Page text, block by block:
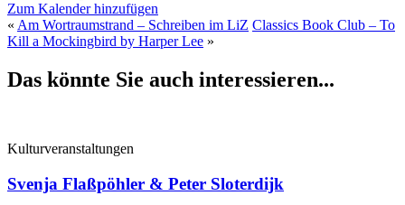
Zum Kalender hinzufügen
« Am Wortraumstrand – Schreiben im LiZ Classics Book Club – To
Kill a Mockingbird by Harper Lee »
Das könnte Sie auch interessieren...
Kulturveranstaltungen
Svenja Flaßpöhler & Peter Sloterdijk